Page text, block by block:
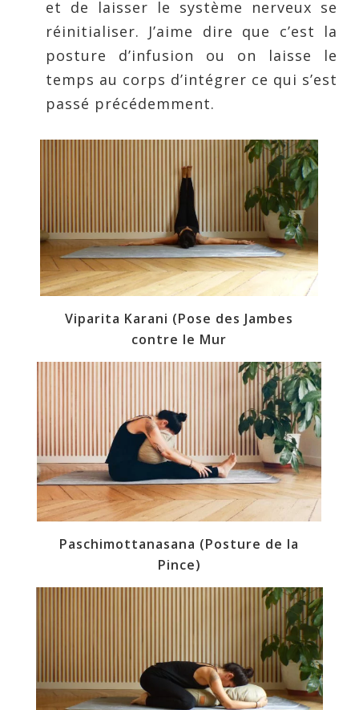
et de laisser le système nerveux se
réinitialiser. J’aime dire que c’est la
posture d’infusion ou on laisse le
temps au corps d’intégrer ce qui s’est
passé précédemment.
Viparita Karani (Pose des Jambes
contre le Mur
Paschimottanasana (Posture de la
Pince)